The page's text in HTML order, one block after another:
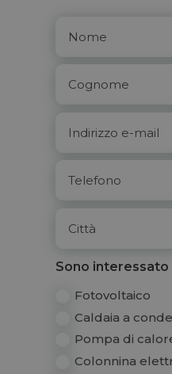
Sono interessato
Fotovoltaico
Caldaia a
Pompa di
Colonnina